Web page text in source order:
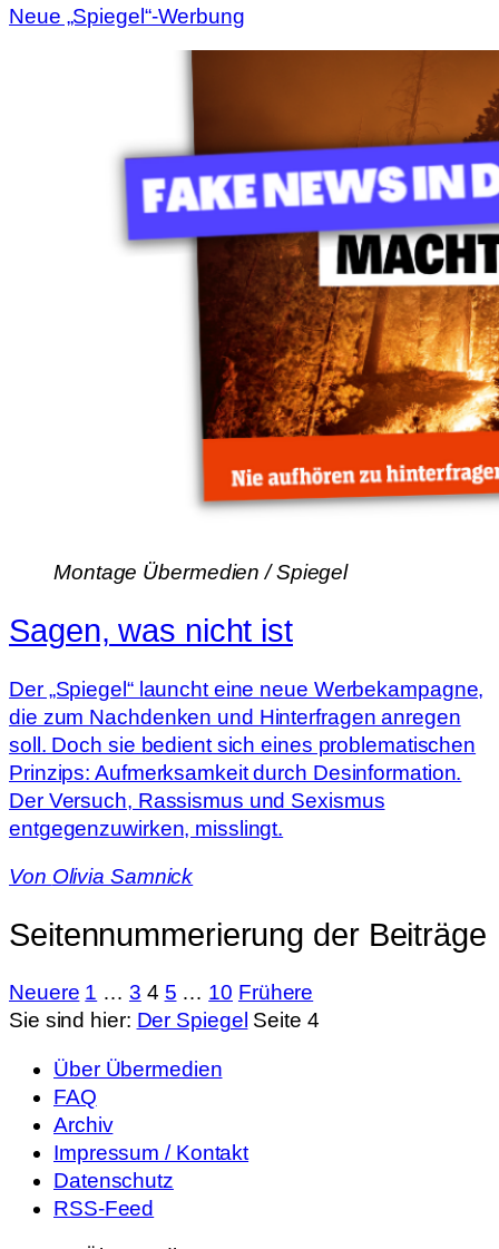
Neue „Spiegel“-Werbung
Montage Übermedien / Spiegel
Sagen, was nicht ist
Der „Spiegel“ launcht eine neue Werbekampagne,
die zum Nachdenken und Hinterfragen anregen
soll. Doch sie bedient sich eines problematischen
Prinzips: Aufmerksamkeit durch Desinformation.
Der Versuch, Rassismus und Sexismus
entgegenzuwirken, misslingt.
Von Olivia Samnick
Seitennummerierung der Beiträge
Neuere 1 … 3 4 5 … 10 Frühere
Sie sind hier: Der Spiegel Seite 4
Über Übermedien
FAQ
Archiv
Impressum / Kontakt
Datenschutz
RSS-Feed